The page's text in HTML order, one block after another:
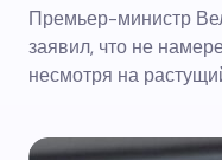
Премьер-министр
заявил, что не
несмотря на